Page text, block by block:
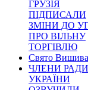
ГРУЗІЯ
ПІДПИСАЛИ
ЗМІНИ ДО
ПРО ВІЛЬНУ
ТОРГІВЛЮ
Свято
ЧЛЕНИ
УКРАЇНИ